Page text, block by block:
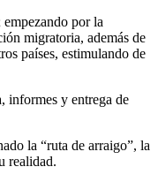
por la
migratoria, además de
países, estimulando de
informes y entrega de
la “ruta de arraigo”, la
realidad.